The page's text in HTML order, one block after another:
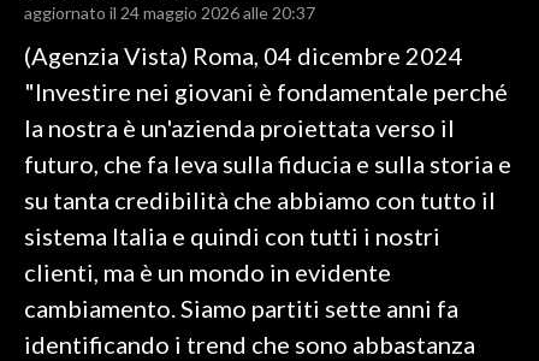
CALCIO REGIONALE
BASKET
VOLLEY
MOTORI
TENNIS
ALTRI SPORT
SPETTACOLI
aggiornato il 24 maggio 2026 alle 20:37
(Agenzia Vista) Roma, 04 dicembre 2024
"Investire nei giovani è fondamentale perché
la nostra è un'azienda proiettata verso il
futuro, che fa leva sulla fiducia e sulla storia e
su tanta credibilità che abbiamo con tutto il
sistema Italia e quindi con tutti i nostri
clienti, ma è un mondo in evidente
cambiamento. Siamo partiti sette anni fa
identificando i trend che sono abbastanza